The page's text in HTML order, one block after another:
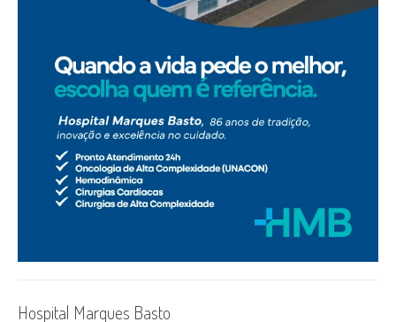
Hospital Marques Basto